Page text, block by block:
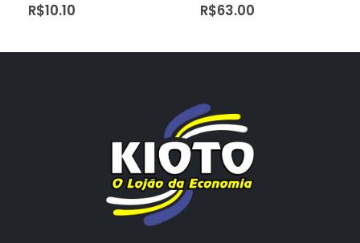
R$10.10 R$63.00